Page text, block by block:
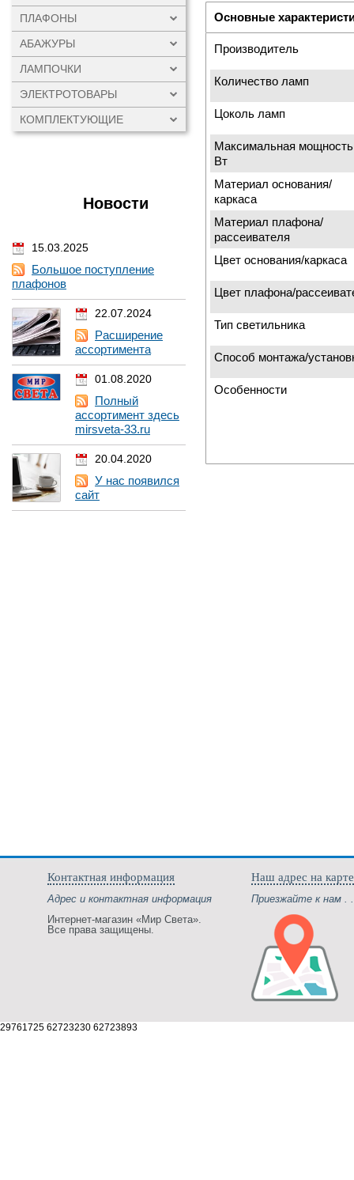
ПЛАФОНЫ
АБАЖУРЫ
ЛАМПОЧКИ
ЭЛЕКТРОТОВАРЫ
КОМПЛЕКТУЮЩИЕ
Новости
15.03.2025
Большое поступление
плафонов
22.07.2024
Расширение
ассортимента
01.08.2020
Полный
ассортимент здесь
mirsveta-33.ru
20.04.2020
У нас появился
сайт
Основные
Производитель
Количество ламп
Цоколь ламп
Максимальная
Вт
Материал основания/
каркаса
Материал плафона/
рассеивателя
Цвет основания/каркаса
Цвет плафона/
Тип светильника
Способ монтажа/
Особенности
Контактная информация
Адрес и контактная информация
Интернет-магазин «Мир Света».
Все права защищены.
Наш адрес на карте
Приезжайте к нам .
29761725 62723230 62723893